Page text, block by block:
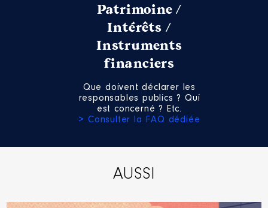
Patrimoine /
Intérêts /
Instruments
financiers
Que doivent déclarer les
responsables publics ? Qui
est concerné ? Etc.
> Consulter la FAQ dédiée
AUSSI